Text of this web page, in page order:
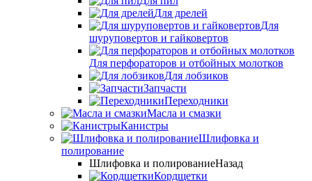
Для дрелей
Для
шуруповертов и гайковертов
Для перфораторов и отбойных молотков
Для лобзиков
Запчасти
Переходники
Масла и смазки
Канистры
Шлифовка и
полирование
Шлифовка и полированиеНазад
Кордщетки